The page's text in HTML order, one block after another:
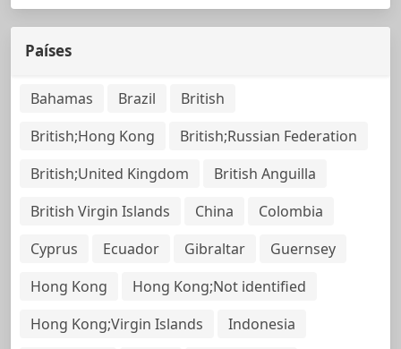
Países
Bahamas Brazil
British
British;Hong Kong
British;Russian Federation
British;United Kingdom
British Anguilla
British Virgin Islands
China
Colombia
Cyprus
Ecuador Gibraltar
Guernsey
Hong Kong
Hong Kong;Not identified
Hong Kong;Virgin Islands
Indonesia